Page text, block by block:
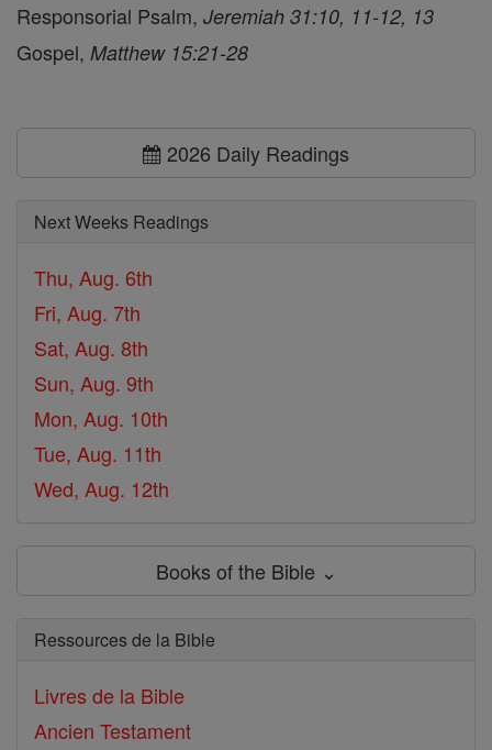
Responsorial Psalm, Jeremiah 31:10, 11-12, 13
Gospel, Matthew 15:21-28
2026 Daily Readings
Next Weeks Readings
Thu, Aug. 6th
Fri, Aug. 7th
Sat, Aug. 8th
Sun, Aug. 9th
Mon, Aug. 10th
Tue, Aug. 11th
Wed, Aug. 12th
Books of the Bible ⌄
Ressources de la Bible
Livres de la Bible
Ancien Testament